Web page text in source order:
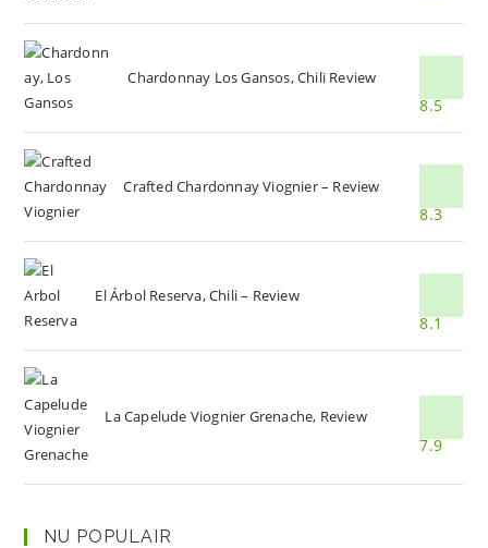
Chardonnay Los Gansos, Chili Review
8.5
Crafted Chardonnay Viognier – Review
8.3
El Árbol Reserva, Chili – Review
8.1
La Capelude Viognier Grenache, Review
7.9
NU POPULAIR